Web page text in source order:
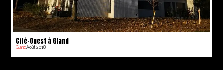
Cité-Ouest à Gland
GlandAoût 2018